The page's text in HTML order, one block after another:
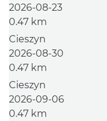
2026-08-23
0.47 km
Cieszyn
2026-08-30
0.47 km
Cieszyn
2026-09-06
0.47 km